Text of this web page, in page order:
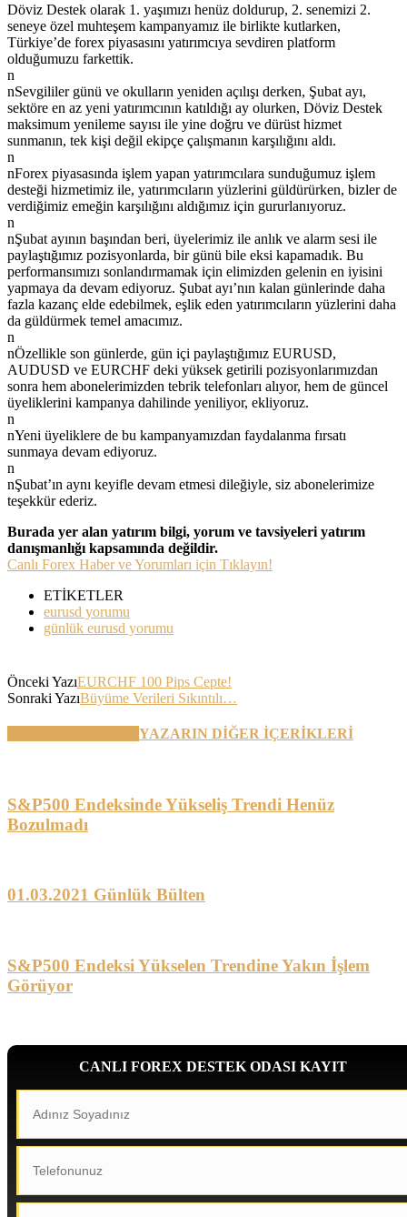
Döviz Destek olarak 1. yaşımızı henüz doldurup, 2. senemizi 2.
seneye özel muhteşem kampanyamız ile birlikte kutlarken,
Türkiye’de forex piyasasını yatırımcıya sevdiren platform
olduğumuzu farkettik.
n
nSevgililer günü ve okulların yeniden açılışı derken, Şubat ayı,
sektöre en az yeni yatırımcının katıldığı ay olurken, Döviz Destek
maksimum yenileme sayısı ile yine doğru ve dürüst hizmet
sunmanın, tek kişi değil ekipçe çalışmanın karşılığını aldı.
n
nForex piyasasında işlem yapan yatırımcılara sunduğumuz işlem
desteği hizmetimiz ile, yatırımcıların yüzlerini güldürürken, bizler de
verdiğimiz emeğin karşılığını aldığımız için gururlanıyoruz.
n
nŞubat ayının başından beri, üyelerimiz ile anlık ve alarm sesi ile
paylaştığımız pozisyonlarda, bir günü bile eksi kapamadık. Bu
performansımızı sonlandırmamak için elimizden gelenin en iyisini
yapmaya da devam ediyoruz. Şubat ayı’nın kalan günlerinde daha
fazla kazanç elde edebilmek, eşlik eden yatırımcıların yüzlerini daha
da güldürmek temel amacımız.
n
nÖzellikle son günlerde, gün içi paylaştığımız EURUSD,
AUDUSD ve EURCHF deki yüksek getirili pozisyonlarımızdan
sonra hem abonelerimizden tebrik telefonları alıyor, hem de güncel
üyeliklerini kampanya dahilinde yeniliyor, ekliyoruz.
n
nYeni üyeliklere de bu kampanyamızdan faydalanma fırsatı
sunmaya devam ediyoruz.
n
nŞubat’ın aynı keyifle devam etmesi dileğiyle, siz abonelerimize
teşekkür ederiz.
Burada yer alan yatırım bilgi, yorum ve tavsiyeleri yatırım
danışmanlığı kapsamında değildir.
Canlı Forex Haber ve Yorumları için Tıklayın!
ETİKETLER
eurusd yorumu
günlük eurusd yorumu
Önceki YazıEURCHF 100 Pips Cepte!
Sonraki YazıBüyüme Verileri Sıkıntılı…
YAZARIN DİĞER İÇERİKLERİ
S&P500 Endeksinde Yükseliş Trendi Henüz
Bozulmadı
01.03.2021 Günlük Bülten
S&P500 Endeksi Yükselen Trendine Yakın İşlem
Görüyor
CANLI FOREX DESTEK ODASI KAYIT